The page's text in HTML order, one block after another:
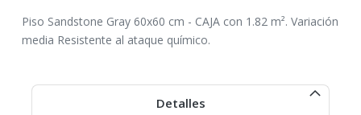
Piso Sandstone Gray 60x60 cm - CAJA con 1.82 m². Variación
media Resistente al ataque químico.
Detalles